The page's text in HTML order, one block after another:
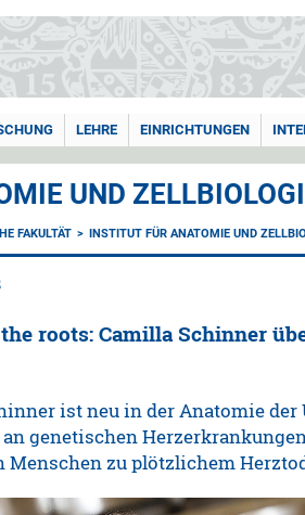
LEHRE EINRICHTUNGEN
UND
FAKULTÄT INSTITUT FÜR ANATOMIE UND
roots: Camilla Schinner
ist neu in der Anatomie
genetischen
Menschen zu plötzlichem